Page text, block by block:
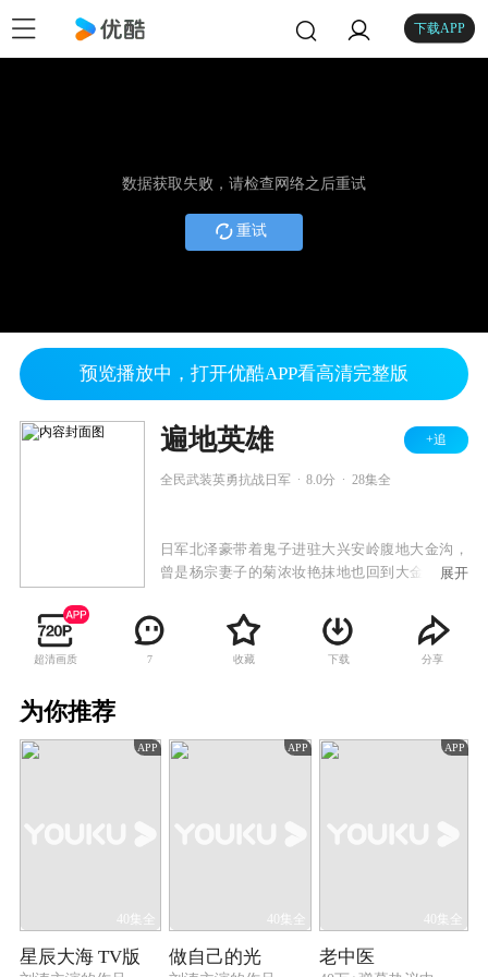
下载APP
数据获取失败，请检查网络之后重试
重试
预览播放中，打开优酷APP看高清完整版
遍地英雄 +追
全民武装英勇抗战日军 8.0分 28集全
日军北泽豪带着鬼子进驻大兴安岭腹地大金沟，
曾是杨宗妻子的菊浓妆艳抹地也回到大金沟，为
为报当年鲁大的夺妻之恨，在父亲逝世后，倾尽
家财要剿灭土匪鲁大，但在民族大义面前，鲁大
和杨宗抛弃个人恩怨，携手勇闯日本鬼子的大本
英雄有了血性，有了侠骨柔肠，有了英雄豪气。
展开
超清画质 7 收藏 下载 分享
为你推荐
APP
40集全
星辰大海 TV版
APP
40集全
做自己的光
APP
40集全
老中医